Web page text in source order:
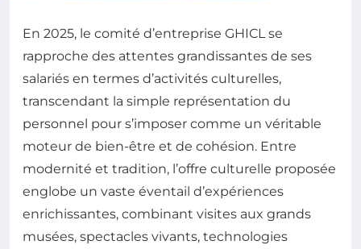
En 2025, le comité d’entreprise GHICL se
rapproche des attentes grandissantes de ses
salariés en termes d’activités culturelles,
transcendant la simple représentation du
personnel pour s’imposer comme un véritable
moteur de bien-être et de cohésion. Entre
modernité et tradition, l’offre culturelle proposée
englobe un vaste éventail d’expériences
enrichissantes, combinant visites aux grands
musées, spectacles vivants, technologies